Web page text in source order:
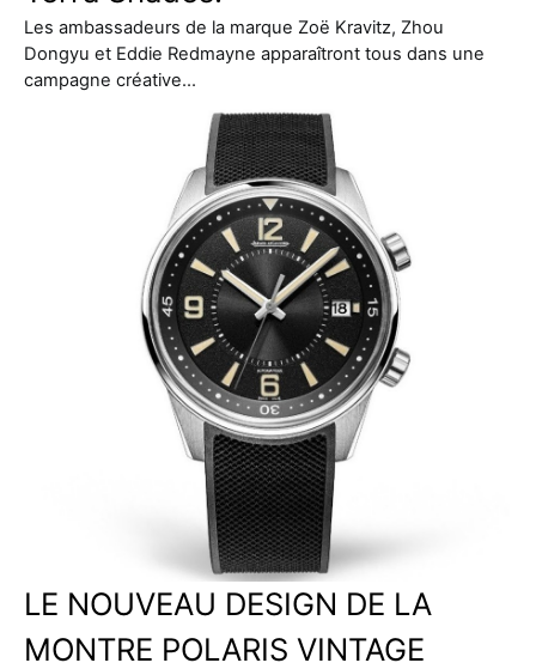
Les ambassadeurs de la marque Zoë Kravitz, Zhou
Dongyu et Eddie Redmayne apparaîtront tous dans une
campagne créative…
LE NOUVEAU DESIGN DE LA
MONTRE POLARIS VINTAGE